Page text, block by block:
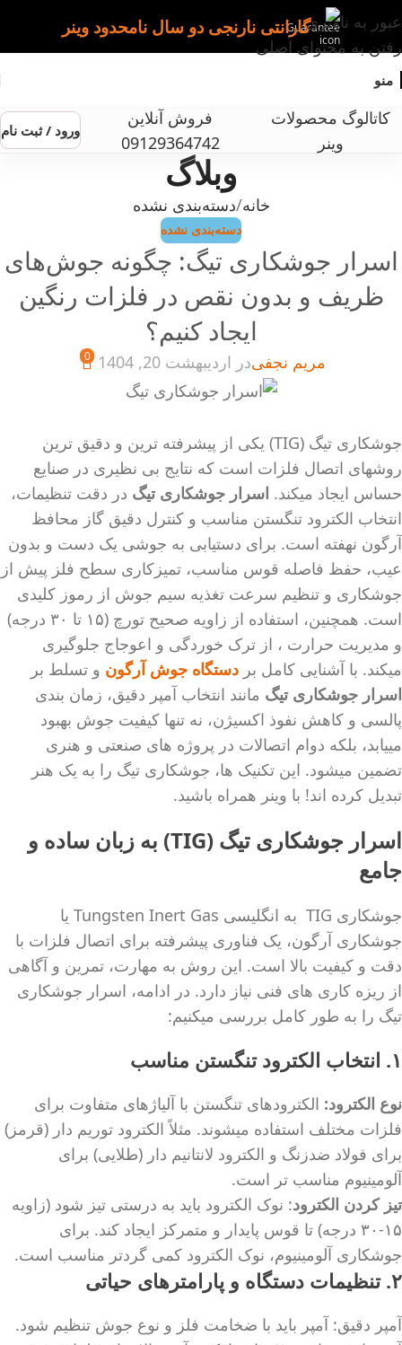
عبور به ناوبری
رفتن به محتوای اصلی
گارانتی نارنجی دو سال نامحدود وینر
منو
کاتالوگ محصولات
وینر
فروش آنلاین
09129364742
ورود / ثبت نام
وبلاگ
خانه دسته‌بندی نشده
دسته‌بندی نشده
اسرار جوشکاری تیگ: چگونه جوش‌های
ظریف و بدون نقص در فلزات رنگین
ایجاد کنیم؟
مریم نجفیدر اردیبهشت 20, 1404 0
جوشکاری تیگ (TIG) یکی از پیشرفته ترین و دقیق ترین
روشهای اتصال فلزات است که نتایج بی نظیری در صنایع
حساس ایجاد میکند. اسرار جوشکاری تیگ در دقت تنظیمات،
انتخاب الکترود تنگستن مناسب و کنترل دقیق گاز محافظ
آرگون نهفته است. برای دستیابی به جوشی یک دست و بدون
عیب، حفظ فاصله قوس مناسب، تمیزکاری سطح فلز پیش از
جوشکاری و تنظیم سرعت تغذیه سیم جوش از رموز کلیدی
است. همچنین، استفاده از زاویه صحیح تورچ (۱۵ تا ۳۰ درجه)
و مدیریت حرارت ، از ترک خوردگی و اعوجاج جلوگیری
میکند. با آشنایی کامل بر دستگاه جوش آرگون و تسلط بر
اسرار جوشکاری تیگ مانند انتخاب آمپر دقیق، زمان بندی
پالسی و کاهش نفوذ اکسیژن، نه تنها کیفیت جوش بهبود
مییابد، بلکه دوام اتصالات در پروژه های صنعتی و هنری
تضمین میشود. این تکنیک ها، جوشکاری تیگ را به یک هنر
تبدیل کرده اند! با وینر همراه باشید.
اسرار جوشکاری تیگ (TIG) به زبان ساده و
جامع
جوشکاری TIG به انگلیسی Tungsten Inert Gas یا
جوشکاری آرگون، یک فناوری پیشرفته برای اتصال فلزات با
دقت و کیفیت بالا است. این روش به مهارت، تمرین و آگاهی
از ریزه کاری های فنی نیاز دارد. در ادامه، اسرار جوشکاری
تیگ را به طور کامل بررسی میکنیم:
۱. انتخاب الکترود تنگستن مناسب
نوع الکترود: الکترودهای تنگستن با آلیاژهای متفاوت برای
فلزات مختلف استفاده میشوند. مثلاً الکترود توریم دار (قرمز)
برای فولاد ضدزنگ و الکترود لانتانیم دار (طلایی) برای
آلومینیوم مناسب تر است.
تیز کردن الکترود: نوک الکترود باید به درستی تیز شود (زاویه
۱۵-۳۰ درجه) تا قوس پایدار و متمرکز ایجاد کند. برای
جوشکاری آلومینیوم، نوک الکترود کمی گردتر مناسب است.
۲. تنظیمات دستگاه و پارامترهای حیاتی
آمپر دقیق: آمپر باید با ضخامت فلز و نوع جوش تنظیم شود.